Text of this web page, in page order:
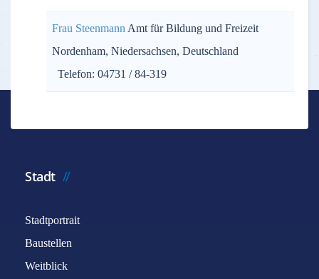
Frau Steenmann Amt für Bildung und Freizeit
Nordenham, Niedersachsen, Deutschland
Telefon: 04731 / 84-319
Stadt
Stadtportrait
Baustellen
Weitblick